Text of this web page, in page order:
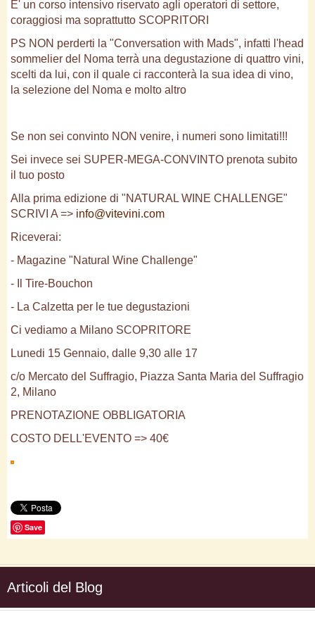
E' un corso intensivo riservato agli operatori di settore,
coraggiosi ma soprattutto SCOPRITORI
PS NON perderti la "Conversation with Mads", infatti l'head
sommelier del Noma terrà una degustazione di quattro vini,
scelti da lui, con il quale ci racconterà la sua idea di vino,
la selezione del Noma e molto altro
Se non sei convinto NON venire, i numeri sono limitati!!!
Sei invece sei SUPER-MEGA-CONVINTO prenota subito
il tuo posto
Alla prima edizione di "NATURAL WINE CHALLENGE"
SCRIVI A => info@vitevini.com
Riceverai:
- Magazine "Natural Wine Challenge"
- Il Tire-Bouchon
- La Calzetta per le tue degustazioni
Ci vediamo a Milano SCOPRITORE
Lunedi 15 Gennaio, dalle 9,30 alle 17
c/o Mercato del Suffragio, Piazza Santa Maria del Suffragio
2, Milano
PRENOTAZIONE OBBLIGATORIA
COSTO DELL'EVENTO => 40€
Save
Articoli del Blog